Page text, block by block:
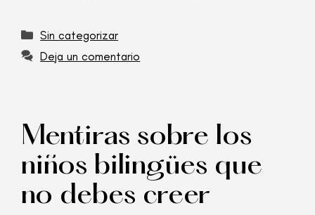
Sin categorizar
Deja un comentario
Mentiras sobre los
niños bilingües que
no debes creer